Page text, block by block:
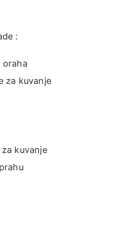
:
oraha
za kuvanje
kuvanje